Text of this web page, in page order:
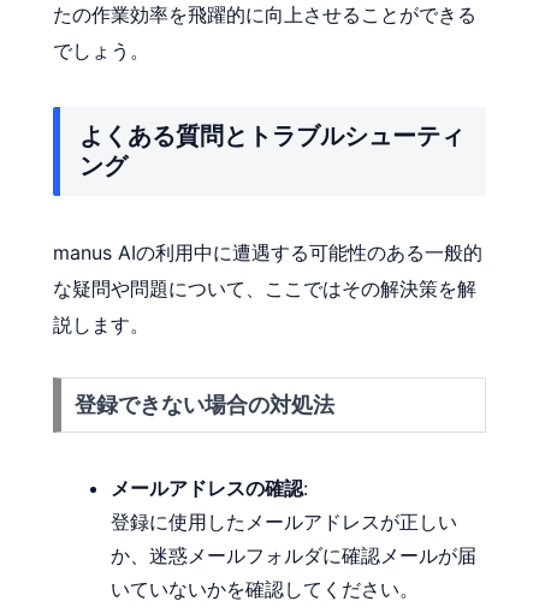
たの作業効率を飛躍的に向上させることができる
でしょう。
よくある質問とトラブルシューティ
ング
manus AIの利用中に遭遇する可能性のある一般的
な疑問や問題について、ここではその解決策を解
説します。
登録できない場合の対処法
メールアドレスの確認:
登録に使用したメールアドレスが正しい
か、迷惑メールフォルダに確認メールが届
いていないかを確認してください。